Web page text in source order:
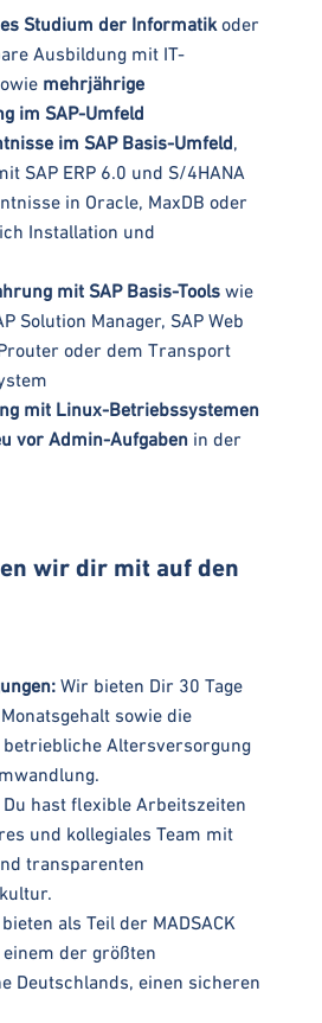
Studium der Informatik oder
Ausbildung mit IT-
mehrjährige
im SAP-Umfeld
im SAP Basis-Umfeld,
SAP ERP 6.0 und S/4HANA
in Oracle, MaxDB oder
Installation und
mit SAP Basis-Tools wie
Solution Manager, SAP Web
oder dem Transport
mit Linux-Betriebssystemen
vor Admin-Aufgaben in der
wir dir mit auf den
Wir bieten Dir 30 Tage
sowie die
betriebliche Altersversorgung
Du hast flexible Arbeitszeiten
und kollegiales Team mit
transparenten
als Teil der MADSACK
der größten
Deutschlands, einen sicheren